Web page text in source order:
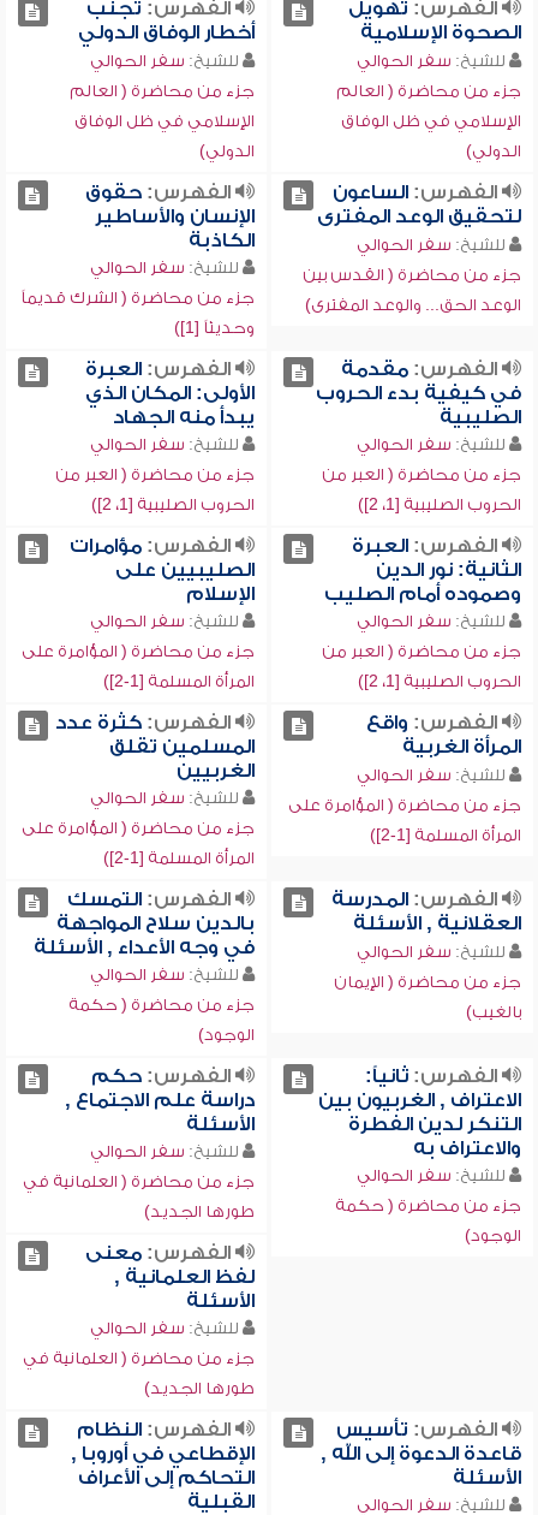
الفهرس: تهويل
الصحوة الإسلامية
للشيخ: سفر الحوالي
جزء من محاضرة ( العالم
الإسلامي في ظل الوفاق
الدولي)
الفهرس: تجنب
أخطار الوفاق الدولي
للشيخ: سفر الحوالي
جزء من محاضرة ( العالم
الإسلامي في ظل الوفاق
الدولي)
الفهرس:الساعون
لتحقيق الوعد المفترى
للشيخ: سفر الحوالي
جزء من محاضرة ( القدس بين
الوعد الحق... والوعد المفترى)
الفهرس:حقوق
الإنسان والأساطير
الكاذبة
للشيخ: سفر الحوالي
جزء من محاضرة ( الشرك قديماً
وحديثاً [1])
الفهرس:مقدمة
في كيفية بدء الحروب
الصليبية
للشيخ: سفر الحوالي
جزء من محاضرة ( العبر من
الحروب الصليبية [1، 2])
الفهرس:العبرة
الأولى: المكان الذي
يبدأ منه الجهاد
للشيخ: سفر الحوالي
جزء من محاضرة ( العبر من
الحروب الصليبية [1، 2])
الفهرس:العبرة
الثانية: نور الدين
وصموده أمام الصليب
للشيخ: سفر الحوالي
جزء من محاضرة ( العبر من
الحروب الصليبية [1، 2])
الفهرس:مؤامرات
الصليبيين على
الإسلام
للشيخ: سفر الحوالي
جزء من محاضرة ( المؤامرة على
المرأة المسلمة [1-2])
الفهرس: واقع
المرأة الغربية
للشيخ: سفر الحوالي
جزء من محاضرة ( المؤامرة على
المرأة المسلمة [1-2])
الفهرس:كثرة عدد
المسلمين تقلق
الغربيين
للشيخ: سفر الحوالي
جزء من محاضرة ( المؤامرة على
المرأة المسلمة [1-2])
الفهرس:المدرسة
العقلانية , الأسئلة
للشيخ: سفر الحوالي
جزء من محاضرة ( الإيمان
بالغيب)
الفهرس:التمسك
بالدين سلاح المواجهة
في وجه الأعداء , الأسئلة
للشيخ: سفر الحوالي
جزء من محاضرة ( حكمة
الوجود)
الفهرس:ثانياً:
الاعتراف , الغربيون بين
التنكر لدين الفطرة
والاعتراف به
للشيخ: سفر الحوالي
جزء من محاضرة ( حكمة
الوجود)
الفهرس:حكم
دراسة علم الاجتماع ,
الأسئلة
للشيخ: سفر الحوالي
جزء من محاضرة ( العلمانية في
طورها الجديد)
الفهرس:معنى
لفظ العلمانية ,
الأسئلة
للشيخ: سفر الحوالي
جزء من محاضرة ( العلمانية في
طورها الجديد)
الفهرس: تأسيس
قاعدة الدعوة إلى الله ,
الأسئلة
للشيخ: سفر الحوالي
الفهرس:النظام
الإقطاعي في أوروبا ,
التحاكم إلى الأعراف
القبلية